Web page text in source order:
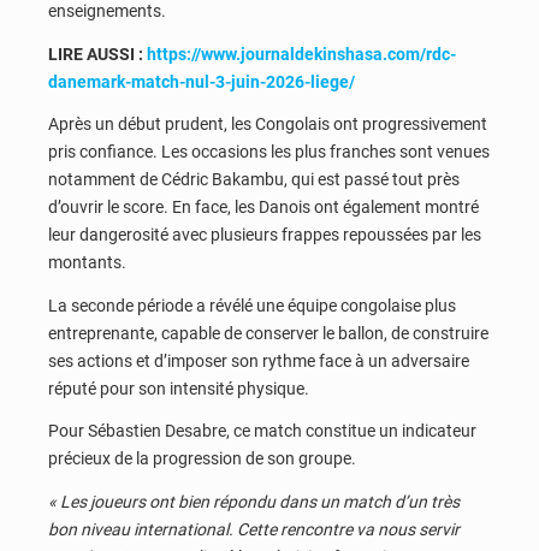
enseignements.
LIRE AUSSI : https://www.journaldekinshasa.com/rdc-
danemark-match-nul-3-juin-2026-liege/
Après un début prudent, les Congolais ont progressivement
pris confiance. Les occasions les plus franches sont venues
notamment de Cédric Bakambu, qui est passé tout près
d’ouvrir le score. En face, les Danois ont également montré
leur dangerosité avec plusieurs frappes repoussées par les
montants.
La seconde période a révélé une équipe congolaise plus
entreprenante, capable de conserver le ballon, de construire
ses actions et d’imposer son rythme face à un adversaire
réputé pour son intensité physique.
Pour Sébastien Desabre, ce match constitue un indicateur
précieux de la progression de son groupe.
« Les joueurs ont bien répondu dans un match d’un très
bon niveau international. Cette rencontre va nous servir